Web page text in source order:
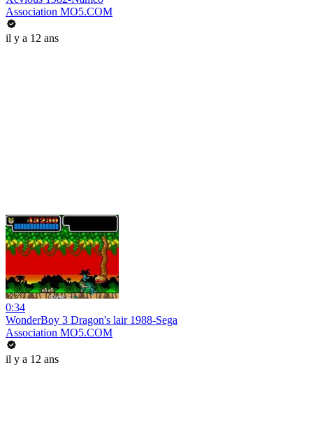
Association MO5.COM
il y a 12 ans
0:34
WonderBoy 3 Dragon's lair 1988-Sega
Association MO5.COM
il y a 12 ans